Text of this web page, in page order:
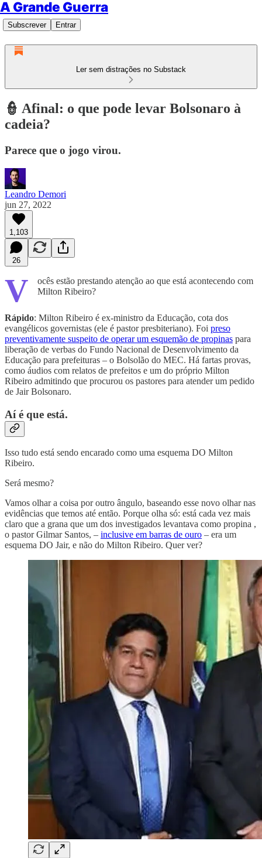
A Grande Guerra
Subscrever Entrar
Ler sem distrações no Substack
👮 Afinal: o que pode levar Bolsonaro à
cadeia?
Parece que o jogo virou.
Leandro Demori
jun 27, 2022
1,103
26
V
ocês estão prestando atenção ao que está acontecendo com
Milton Ribeiro?
Rápido: Milton Ribeiro é ex-ministro da Educação, cota dos
evangélicos governistas (ele é pastor presbiteriano). Foi preso
preventivamente suspeito de operar um esquemão de propinas para
liberação de verbas do Fundo Nacional de Desenvolvimento da
Educação para prefeituras – o Bolsolão do MEC. Há fartas provas,
como áudios com relatos de prefeitos e um do próprio Milton
Ribeiro admitindo que procurou os pastores para atender um pedido
de Jair Bolsonaro.
Aí é que está.
Isso tudo está sendo encarado como uma esquema DO Milton
Ribeiro.
Será mesmo?
Vamos olhar a coisa por outro ângulo, baseando esse novo olhar nas
evidências que temos até então. Porque olha só: está cada vez mais
claro que a grana que um dos investigados levantava como propina ,
o pastor Gilmar Santos, – inclusive em barras de ouro – era um
esquema DO Jair, e não do Milton Ribeiro. Quer ver?